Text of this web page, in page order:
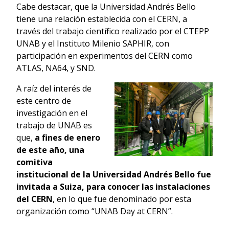
Cabe destacar, que la Universidad Andrés Bello
tiene una relación establecida con el CERN, a
través del trabajo científico realizado por el CTEPP
UNAB y el Instituto Milenio SAPHIR, con
participación en experimentos del CERN como
ATLAS, NA64, y SND.
A raíz del interés de
este centro de
investigación en el
trabajo de UNAB es
que, a fines de enero
de este año, una
comitiva
institucional de la Universidad Andrés Bello fue
invitada a Suiza, para conocer las instalaciones
del CERN, en lo que fue denominado por esta
organización como “UNAB Day at CERN”.